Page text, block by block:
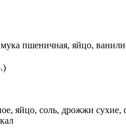
пшеничная, яйцо,
яйцо, соль, дрожжи